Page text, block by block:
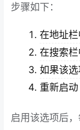
步骤如下：
在地址
在搜索
如果该
重新启
启用该选项后